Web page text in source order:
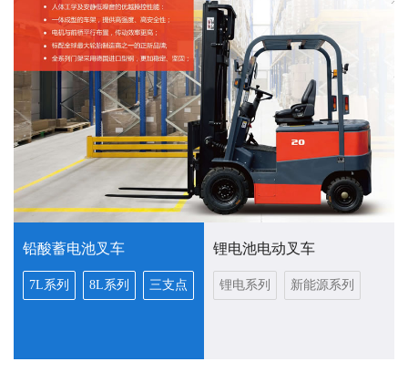
铅酸蓄电池叉车
7L系列 8L系列 三支点
锂电池电动叉车
锂电系列 新能源系列